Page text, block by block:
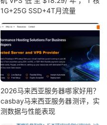
1G+25G SSD+4T月流量
2026马来西亚服务器哪家好用？
casbay马来西亚服务器测评，实
测数据与性能表现